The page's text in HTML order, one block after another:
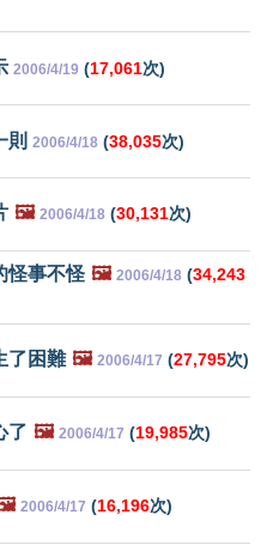
2006/4/19 (17,061次)
則 2006/4/18 (38,035次)
🖼️ 2006/4/18 (30,131次)
怪事不怪 🖼️ 2006/4/18 (34,243
了困難 🖼️ 2006/4/17 (27,795次)
了 🖼️ 2006/4/17 (19,985次)
2006/4/17 (16,196次)